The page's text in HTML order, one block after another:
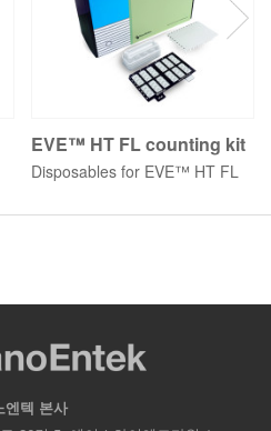
EVE™ HT FL counting kit
Disposables for EVE™ HT FL
엔텍 본사